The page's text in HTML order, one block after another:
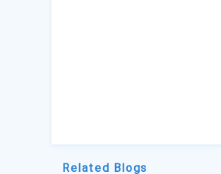
Related Blogs